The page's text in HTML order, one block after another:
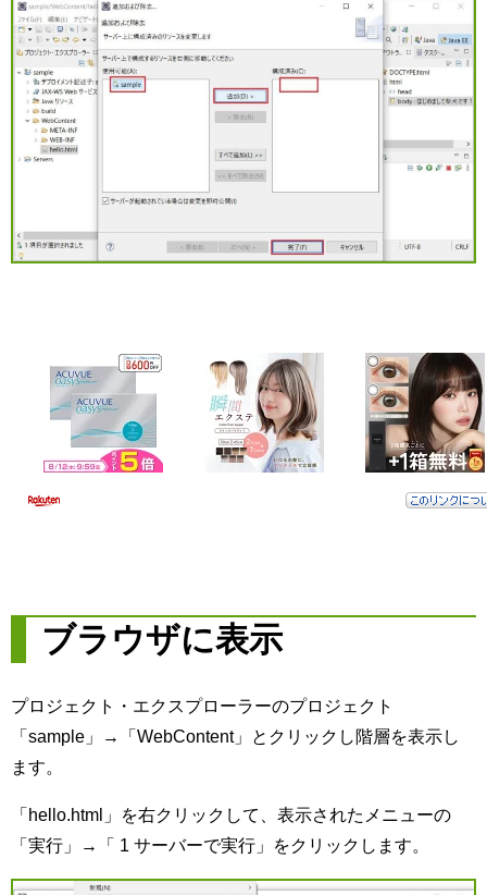
ブラウザに表示
プロジェクト・エクスプローラーのプロジェクト
「sample」→「WebContent」とクリックし階層を表示し
ます。
「hello.html」を右クリックして、表示されたメニューの
「実行」→「 1 サーバーで実行」をクリックします。